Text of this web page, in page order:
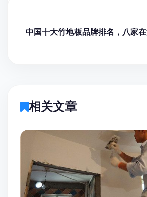
中国十大竹地板品牌排名，八家
相关文章